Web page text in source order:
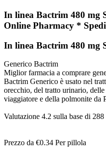
In linea Bactrim 480 mg
Online Pharmacy *
In linea Bactrim 480 mg
Generico Bactrim
Miglior farmacia a comprare
Bactrim Generico è usato nel
orecchio, del tratto urinario,
viaggiatore e della polmonite da
Valutazione 4.2 sulla base di 288
Prezzo da €0.34 Per pillola